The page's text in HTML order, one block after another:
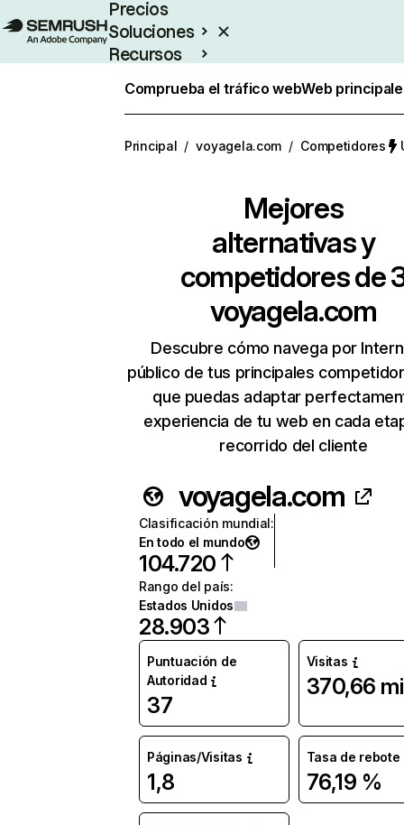
Precios
Soluciones
Recursos
Comprueba el tráfico webWeb
Principal / voyagela.com / Competidores
Mejores
alternativas y
competidores de
voyagela.com
Descubre cómo navega por
público de tus principales
que puedas adaptar
experiencia de tu web en cada
recorrido del cliente
voyagela.com
Clasificación mundial:
En todo el mundo
104.720
Rango del país:
Estados Unidos
28.903
Puntuación de
Autoridad
37
Visitas
370,66
Páginas/Visitas
1,8
Tasa de rebote
76,19 %